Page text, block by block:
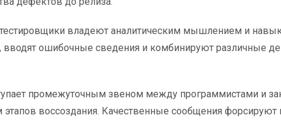
владеют аналитическим мышлением и
ошибочные сведения и комбинируют различные
промежуточным звеном между программистами и
воссоздания. Качественные сообщения форсируют